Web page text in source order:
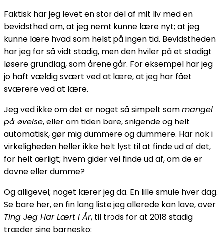
Faktisk har jeg levet en stor del af mit liv med en
bevidsthed om, at jeg nemt kunne lære nyt; at jeg
kunne lære hvad som helst på ingen tid. Bevidstheden
har jeg for så vidt stadig, men den hviler på et stadigt
løsere grundlag, som årene går. For eksempel har jeg
jo haft vældig svært ved at lære, at jeg har fået
sværere ved at lære.
Jeg ved ikke om det er noget så simpelt sommangel
på øvelse, eller om tiden bare, snigende og helt
automatisk, gør mig dummere og dummere. Har nok i
virkeligheden heller ikke helt lyst til at finde ud af det,
for helt ærligt; hvem gider vel finde ud af, om de er
dovne eller dumme?
Og alligevel; noget lærer jeg da. En lille smule hver dag.
Se bare her, en fin lang liste jeg allerede kan lave, over
Ting Jeg Har Lært i År, til trods for at 2018 stadig
træder sine barnesko: